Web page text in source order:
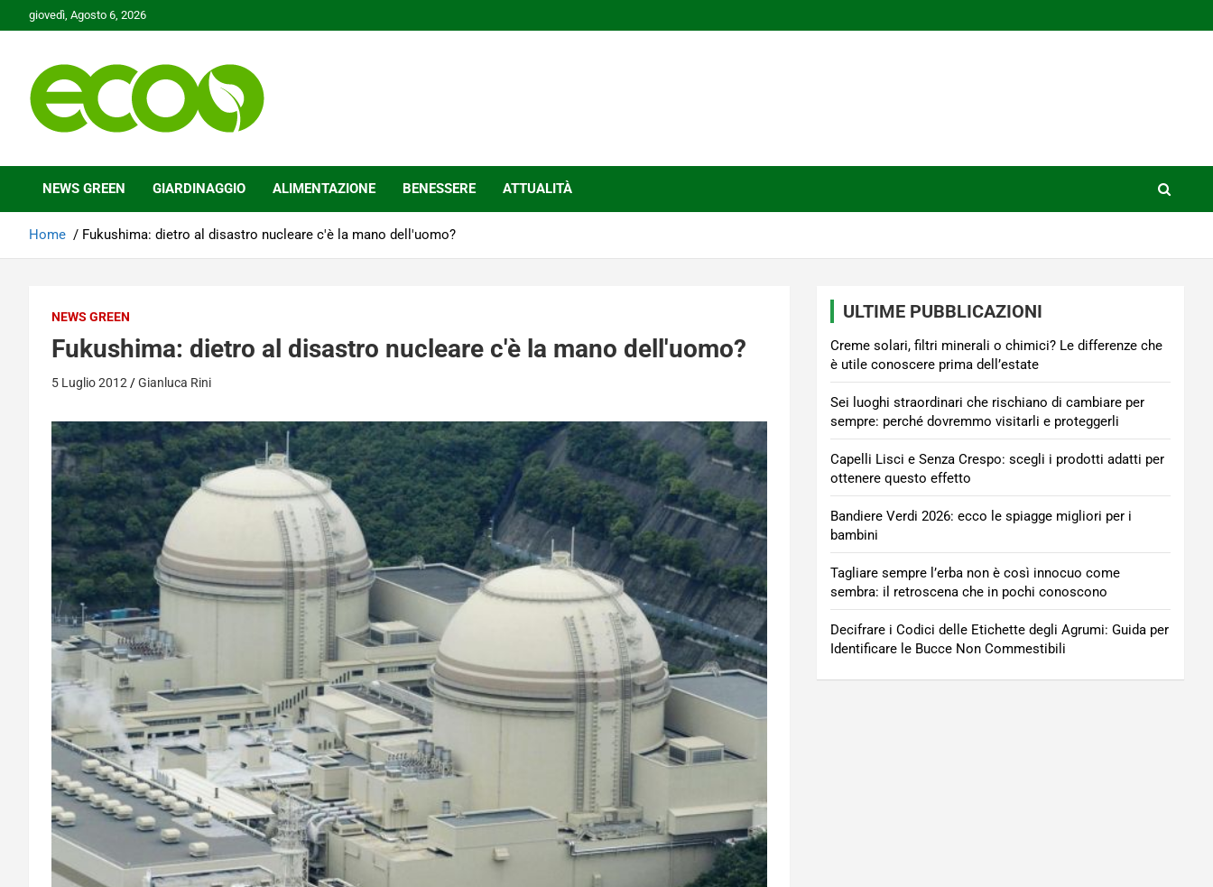
to
giovedì, Agosto 6, 2026
Ecoo.it
NEWS GREEN GIARDINAGGIO ALIMENTAZIONE BENESSERE ATTUALITÀ
Home Fukushima: dietro al disastro nucleare c'è la mano dell'uomo?
NEWS GREEN
Fukushima: dietro al disastro nucleare c'è la mano dell'uomo?
5 Luglio 2012 Gianluca Rini
ULTIME PUBBLICAZIONI
Creme solari, filtri minerali o chimici? Le differenze che
è utile conoscere prima dell’estate
Sei luoghi straordinari che rischiano di cambiare per
sempre: perché dovremmo visitarli e proteggerli
Capelli Lisci e Senza Crespo: scegli i prodotti adatti per
ottenere questo effetto
Bandiere Verdi 2026: ecco le spiagge migliori per i
bambini
Tagliare sempre l’erba non è così innocuo come
sembra: il retroscena che in pochi conoscono
Decifrare i Codici delle Etichette degli Agrumi: Guida per
Identificare le Bucce Non Commestibili